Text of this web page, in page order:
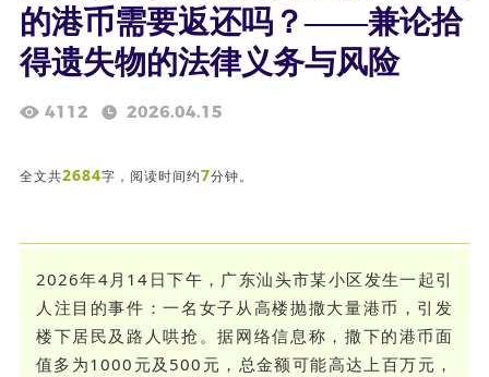
的港币需要返还吗？——兼论拾
得遗失物的法律义务与风险
4112 2026.04.15
全文共2684字，阅读时间约7分钟。
2026年4月14日下午，广东汕头市某小区发生一起引
人注目的事件：一名女子从高楼抛撒大量港币，引发
楼下居民及路人哄抢。据网络信息称，撒下的港币面
值多为1000元及500元，总金额可能高达上百万元，